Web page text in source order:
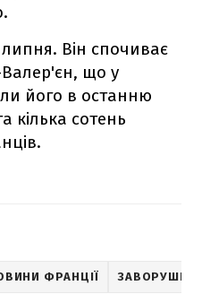
Він спочиває
що у
його в останню
кілька сотень
ФРАНЦІЇ